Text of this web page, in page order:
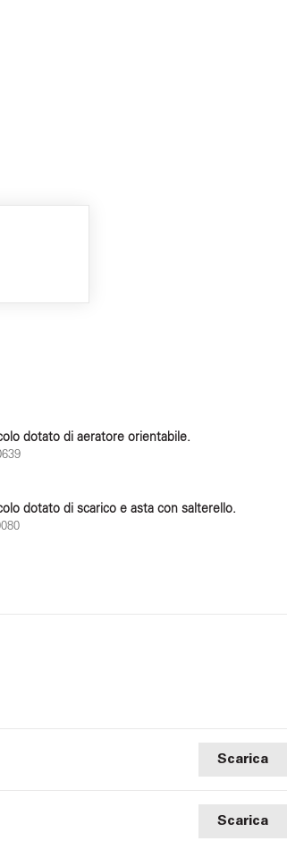
dotato di aeratore orientabile.
dotato di scarico e asta con salterello.
Scarica
Scarica